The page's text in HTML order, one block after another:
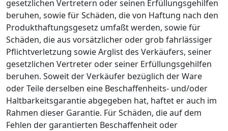
gesetzlichen Vertretern oder seinen Erfüllungsgehilfen
beruhen, sowie für Schäden, die von Haftung nach den
Produkthaftungsgesetz umfaßt werden, sowie für
Schäden, die aus vorsätzlicher oder grob fahrlässiger
Pflichtverletzung sowie Arglist des Verkäufers, seiner
gesetzlichen Vertreter oder seiner Erfüllungsgehilfen
beruhen. Soweit der Verkäufer bezüglich der Ware
oder Teile derselben eine Beschaffenheits- und/oder
Haltbarkeitsgarantie abgegeben hat, haftet er auch im
Rahmen dieser Garantie. Für Schäden, die auf dem
Fehlen der garantierten Beschaffenheit oder